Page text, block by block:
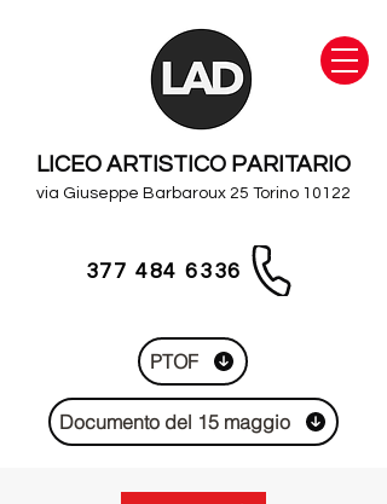
LICEO ARTISTICO PARITARIO
via Giuseppe Barbaroux 25 Torino 10122
PTOF
Documento del 15 maggio
377 484 6336